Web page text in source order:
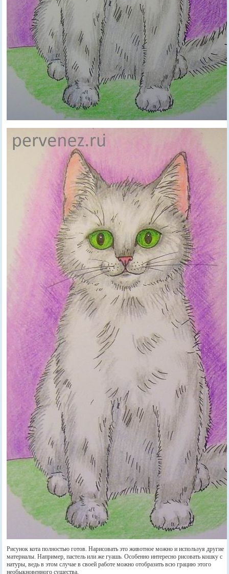
Рисунок кота полностью готов. Нарисовать это животное можно и используя другие
материалы. Например, пастель или же гуашь. Особенно интересно рисовать кошку с
натуры, ведь в этом случае в своей работе можно отобразить всю грацию этого
необыкновенного существа.